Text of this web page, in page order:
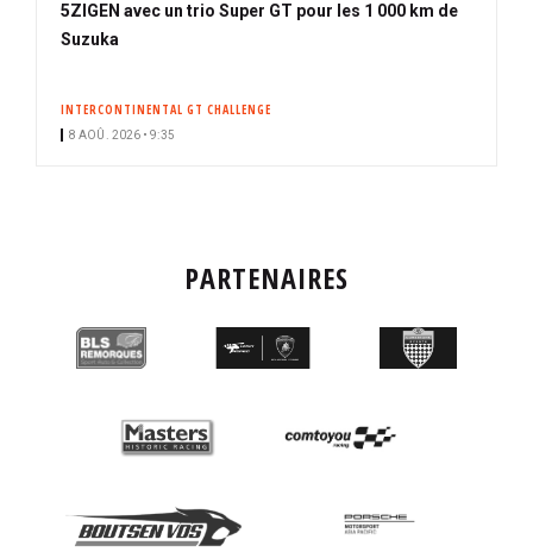
5ZIGEN avec un trio Super GT pour les 1 000 km de
Suzuka
INTERCONTINENTAL GT CHALLENGE
8 AOÛ. 2026 • 9:35
PARTENAIRES